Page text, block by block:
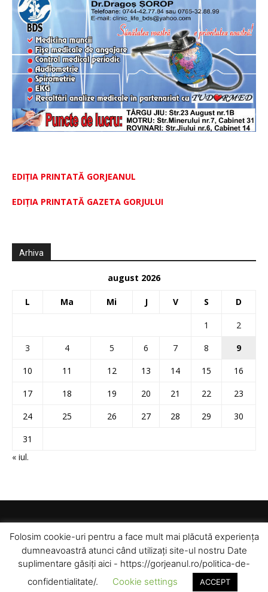
EDIȚIA PRINTATĂ GORJEANUL
EDIŢIA PRINTATĂ GAZETA GORJULUI
Arhiva
august 2026
L Ma Mi J V S D
1
2
3
4 5 6 7 8
9
10
11 12 13 14 15
16
17
18 19 20 21 22
23
24
25 26 27 28 29
30
31
« iul.
© Toate drepturile rezervate pentru Gorjeanul SA
Folosim cookie-uri pentru a face mult mai plăcută experiența
dumneavoastră atunci când utilizați site-ul nostru Date
suplimentare găsiți aici - https://gorjeanul.ro/politica-de-
confidentialitate/.
Cookie settings ACCEPT